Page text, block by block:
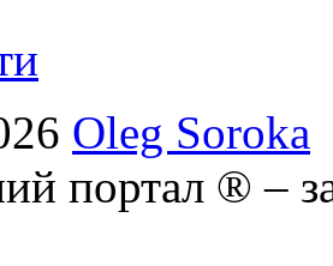
Oleg Soroka
портал ® –